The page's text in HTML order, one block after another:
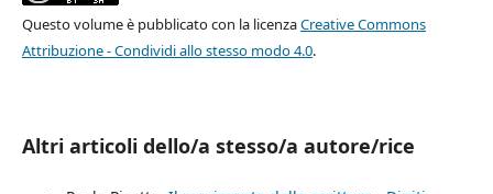
Questo volume è pubblicato con la licenzaCreative Commons
Attribuzione - Condividi allo stesso modo 4.0.
Altri articoli dello/a stesso/a autore/rice